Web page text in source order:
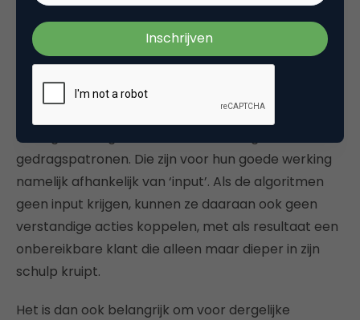
Een belangrijk deel van het succes van
programmatic marketing is afhankelijk van hoe de
organisatie inspeelt op ‘bijzondere gevallen’. Denk
aan mensen die nergens op reageren en van geen
enkel digitaal communicatiekanaal gebruikmaken.
De reguliere algoritmen kunnen weinig met deze
gedragspatronen. Die zijn voor hun goede werking
namelijk afhankelijk van ‘input’. Als de algoritmen
geen input krijgen, kunnen ze daaraan ook geen
verstandige acties koppelen, met als resultaat een
onbereikbare klant die alleen maar dieper in zijn
schulp kruipt.
Het is dan ook belangrijk om voor dergelijke